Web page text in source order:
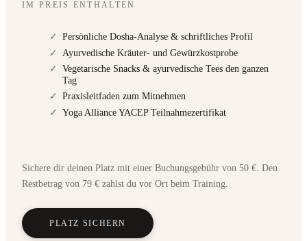
IM PREIS ENTHALTEN
✓
Persönliche Dosha-Analyse & schriftliches Profil
✓
Ayurvedische Kräuter- und Gewürzkostprobe
✓
Vegetarische Snacks & ayurvedische Tees den ganzen
Tag
✓
Praxisleitfaden zum Mitnehmen
✓
Yoga Alliance YACEP Teilnahmezertifikat
Sichere dir deinen Platz mit einer Buchungsgebühr von 50 €. Den
Restbetrag von 79 € zahlst du vor Ort beim Training.
PLATZ SICHERN